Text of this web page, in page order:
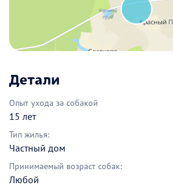
Детали
Опыт ухода за собакой
15 лет
Тип жилья:
Частный дом
Принимаемый возраст собак:
Любой